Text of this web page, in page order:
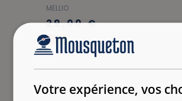
MELLIO
29,00 €
+6
Votre expérience, vos